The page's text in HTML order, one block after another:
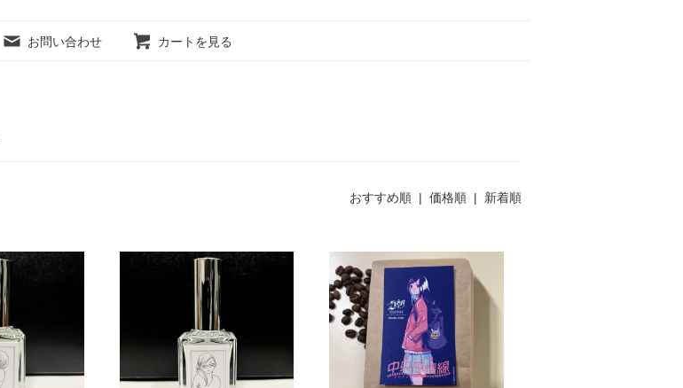
お問い合わせ カートを見る
おすすめ順 | 価格順 | 新着順